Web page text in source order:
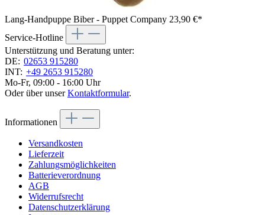
Lang-Handpuppe Biber - Puppet Company 23,90 €*
Service-Hotline
Unterstützung und Beratung unter:
DE: 02653 915280
INT: +49 2653 915280
Mo-Fr, 09:00 - 16:00 Uhr
Oder über unserKontaktformular.
Informationen
Versandkosten
Lieferzeit
Zahlungsmöglichkeiten
Batterieverordnung
AGB
Widerrufsrecht
Datenschutzerklärung